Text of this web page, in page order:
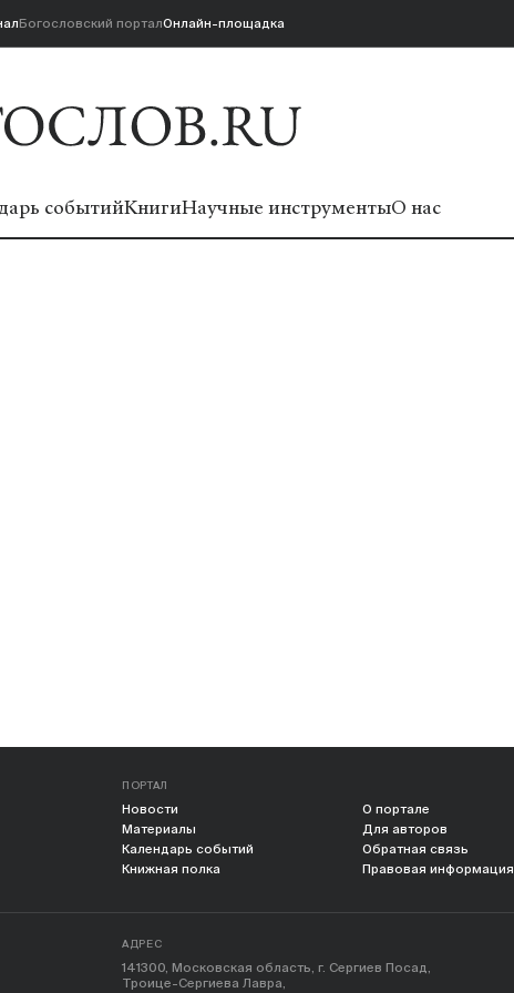
Богословский порталОнлайн-площадка
событийКнигиНаучные инструментыО нас
ПОРТАЛ
Новости
Материалы
Календарь событий
Книжная полка
О портале
Для авторов
Обратная связь
Правовая информация
АДРЕС
141300, Московская область, г. Сергиев Посад,
Троице-Сергиева Лавра,